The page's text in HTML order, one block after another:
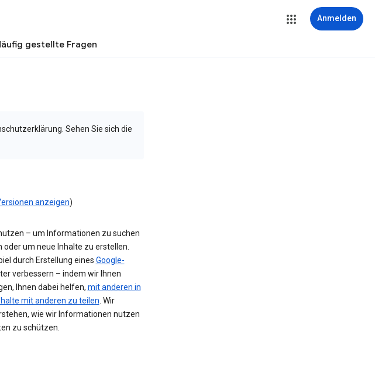
Anmelden
gestellte Fragen
Sehen Sie sich die
anzeigen)
– um Informationen zu suchen
um neue Inhalte zu erstellen.
durch Erstellung eines Google-
verbessern – indem wir Ihnen
Ihnen dabei helfen, mit anderen in
mit anderen zu teilen. Wir
wie wir Informationen nutzen
zu schützen.